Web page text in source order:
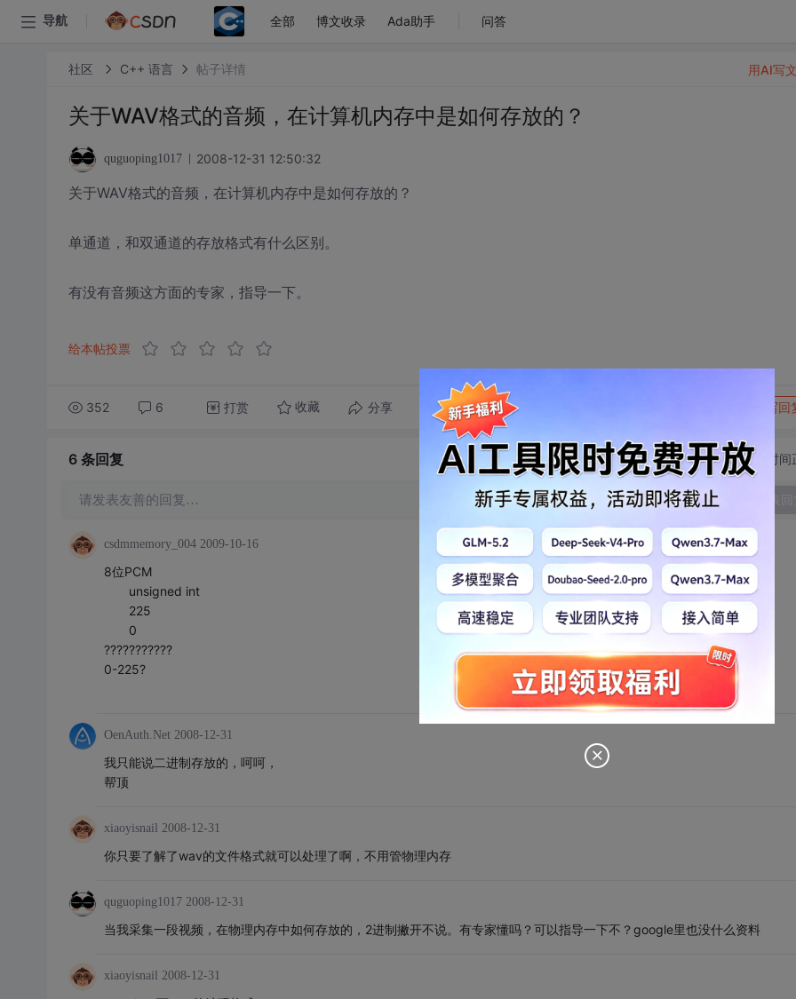
导航 全部 博文收录 Ada助手 问答
社区 C++ 语言 帖子详情
关于WAV格式的音频，在计算机内存中是如何存放的？
quguoping1017 2008-12-31 12:50:32
关于WAV格式的音频，在计算机内存中是如何存放的？
单通道，和双通道的存放格式有什么区别。
有没有音频这方面的专家，指导一下。
给本帖投票
352 6 打赏 收藏 分享 转发到动态 写回
用AI写
6 条回复 切换为时间
请发表友善的回复…
csdmmemory_004 2009-10-16
8位PCM
unsigned int
225
0
???????????
0-225?
OenAuth.Net 2008-12-31
我只能说二进制存放的，呵呵，
帮顶
xiaoyisnail 2008-12-31
你只要了解了wav的文件格式就可以处理了啊，不用管物理内存
quguoping1017 2008-12-31
当我采集一段视频，在物理内存中如何存放的，2进制撇开不说。有专家懂吗？可以指导一下不？google里也没什么资料
xiaoyisnail 2008-12-31